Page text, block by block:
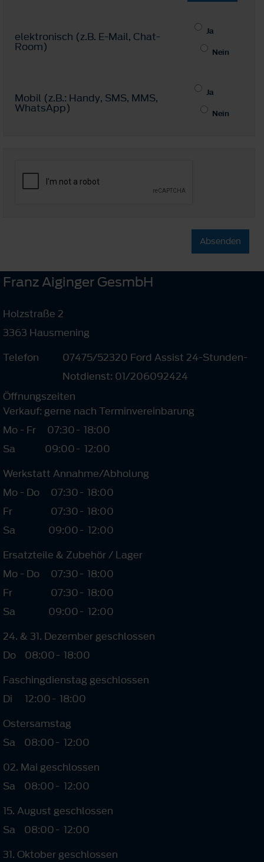
elektronisch (z.B. E-Mail, Chat-
Room)
Ja
Nein
Mobil (z.B.: Handy, SMS, MMS,
WhatsApp)
Ja
Nein
Absenden
Franz Aiginger GesmbH
Holzstraße 2
3363 Hausmening
Telefon
07475/52320 Ford Assist 24-Stunden-
Notdienst: 01/206092424
Öffnungszeiten
Verkauf: gerne nach Terminvereinbarung
Mo - Fr
07:30- 18:00
Sa
09:00- 12:00
Werkstatt Annahme/Abholung
Mo - Do
07:30- 18:00
Fr
07:30- 18:00
Sa
09:00- 12:00
Ersatzteile & Zubehör / Lager
Mo - Do
07:30- 18:00
Fr
07:30- 18:00
Sa
09:00- 12:00
24. & 31. Dezember geschlossen
Do
08:00- 18:00
Faschingdienstag geschlossen
Di
12:00- 18:00
Ostersamstag
Sa
08:00- 12:00
02. Mai geschlossen
Sa
08:00- 12:00
15. August geschlossen
Sa
08:00- 12:00
31. Oktober geschlossen